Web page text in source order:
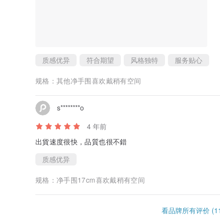
质感优异 符合期望 风格独特 服务贴心
规格：其他净手围喜欢戴稍有空间
s********o
4 年前
出貨速度很快，品質也很不錯
质感优异
规格：净手围17cm喜欢戴稍有空间
看品牌所有评价